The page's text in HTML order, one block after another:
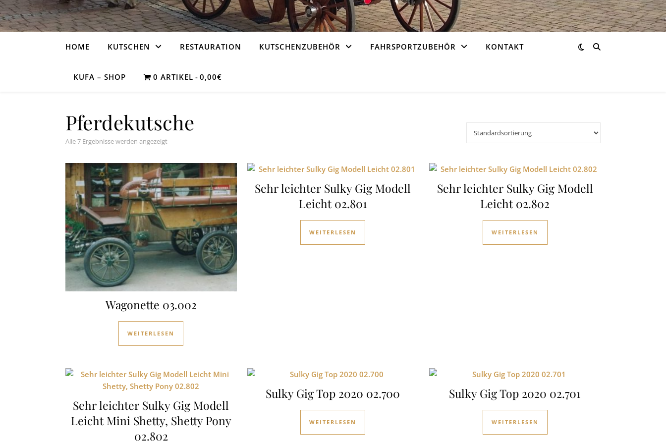
HOME KUTSCHEN RESTAURATION KUTSCHENZUBEHÖR FAHRSPORTZUBEHÖR KONTAKT
KUFA – SHOP 0 ARTIKEL 0,00€
Pferdekutsche
Alle 7 Ergebnisse werden angezeigt
Wagonette 03.002
WEITERLESEN
Sehr leichter Sulky Gig Modell
Leicht 02.801
WEITERLESEN
Sehr leichter Sulky Gig Modell
Leicht 02.802
WEITERLESEN
Sehr leichter Sulky Gig Modell
Leicht Mini Shetty, Shetty Pony
02.802
Sulky Gig Top 2020 02.700
WEITERLESEN
Sulky Gig Top 2020 02.701
WEITERLESEN